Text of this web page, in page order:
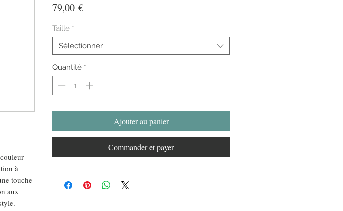
à
touche
aux
79,00 €Prix
Taille *
Sélectionner
Quantité *
Ajouter au panier
Commander et payer